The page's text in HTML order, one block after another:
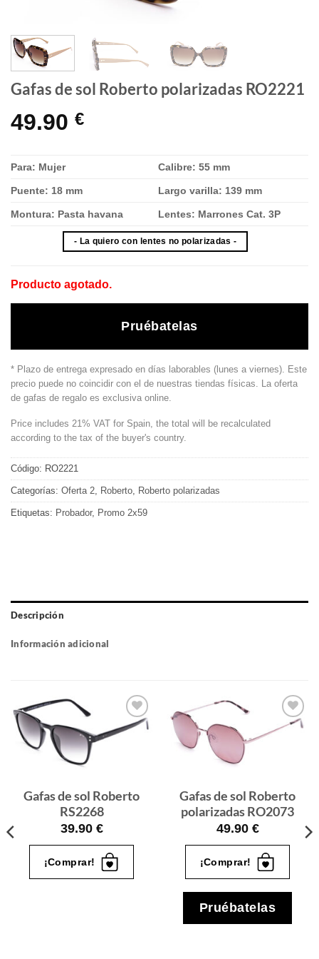
Gafas de sol Roberto polarizadas RO2221
49.90 €
Para: Mujer Calibre: 55 mm
Puente: 18 mm Largo varilla: 139 mm
Montura: Pasta havana Lentes: Marrones Cat. 3P
- La quiero con lentes no polarizadas -
Producto agotado.
Pruébatelas
* Plazo de entrega expresado en días laborables (lunes a viernes). Este
precio puede no coincidir con el de nuestras tiendas físicas. La oferta
de gafas de regalo es exclusiva online.
Price includes 21% VAT for Spain, the total will be recalculated
according to the tax of the buyer's country.
Código: RO2221
Categorías: Oferta 2, Roberto, Roberto polarizadas
Etiquetas: Probador, Promo 2x59
Descripción
Información adicional
Gafas
Gafas de sol Roberto
RS2268
39.90 €
¡Comprar!
Gafas
Gafas de sol Roberto
polarizadas RO2073
49.90 €
¡Comprar!
Pruébatelas